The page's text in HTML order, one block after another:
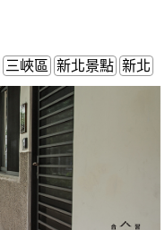
三峽區 新北景點 新北